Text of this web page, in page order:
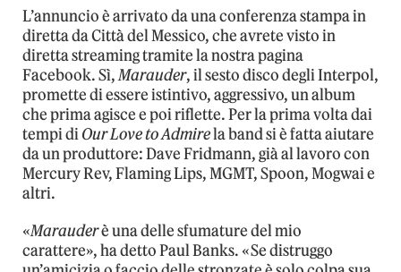
L’annuncio è arrivato da una conferenza stampa in
diretta da Città del Messico, che avrete visto in
diretta streaming tramite la nostra pagina
Facebook. Sì,Marauder, il sesto disco degli Interpol,
promette di essere istintivo, aggressivo, un album
che prima agisce e poi riflette. Per la prima volta dai
tempi diOur Love to Admirela band si è fatta aiutare
da un produttore: Dave Fridmann, già al lavoro con
Mercury Rev, Flaming Lips, MGMT, Spoon, Mogwai e
altri.
«Marauderè una delle sfumature del mio
carattere», ha detto Paul Banks. «Se distruggo